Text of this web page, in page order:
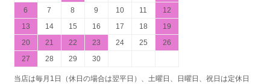
6
7 8 9 10 11
12
13
14 15 16 17 18
19
20
21 22 23 24 25
26
27
28 29 30
当店は毎月1日（休日の場合は翌平日）、土曜日、日曜日、祝日は定休日